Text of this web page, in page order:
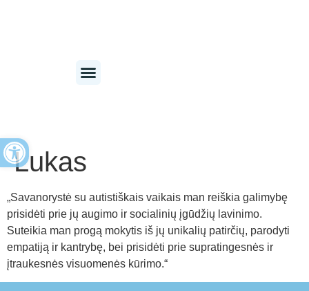
Open toolbar
Lukas
„Savanorystė su autistiškais vaikais man reiškia galimybę
prisidėti prie jų augimo ir socialinių įgūdžių lavinimo.
Suteikia man progą mokytis iš jų unikalių patirčių, parodyti
empatiją ir kantrybę, bei prisidėti prie supratingesnės ir
įtraukesnės visuomenės kūrimo.“